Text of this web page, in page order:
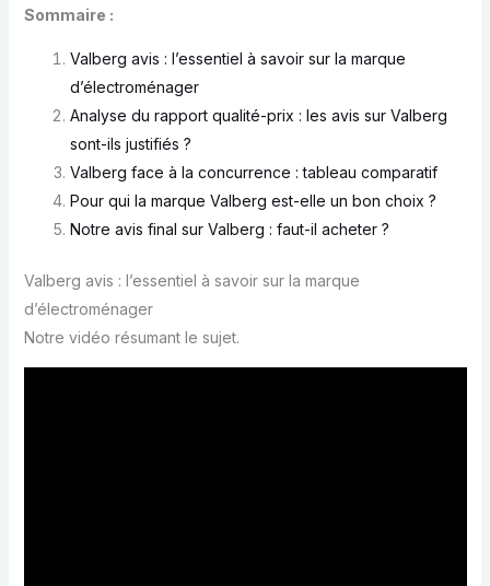
Sommaire :
Valberg avis : l’essentiel à savoir sur la marque
d’électroménager
Analyse du rapport qualité-prix : les avis sur Valberg
sont-ils justifiés ?
Valberg face à la concurrence : tableau comparatif
Pour qui la marque Valberg est-elle un bon choix ?
Notre avis final sur Valberg : faut-il acheter ?
Valberg avis : l’essentiel à savoir sur la marque
d’électroménager
Notre vidéo résumant le sujet.